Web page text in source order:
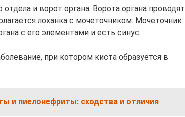
и ворот органа. Ворота органа проводят
лоханка с мочеточником. Мочеточник
с его элементами и есть синус.
при котором киста образуется в
и пиелонефриты: сходства и отличия